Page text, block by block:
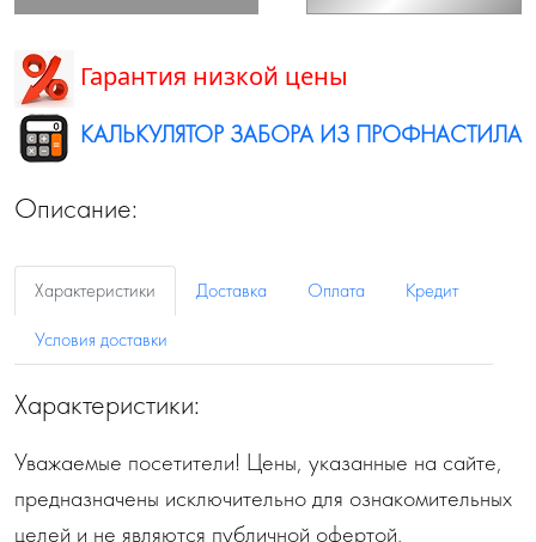
Гарантия низкой цены
КАЛЬКУЛЯТОР ЗАБОРА ИЗ ПРОФНАСТИЛА
Описание:
Характеристики Доставка Оплата
Кредит
Условия доставки
Характеристики:
Уважаемые посетители! Цены, указанные на сайте,
предназначены исключительно для ознакомительных
целей и не являются публичной офертой,